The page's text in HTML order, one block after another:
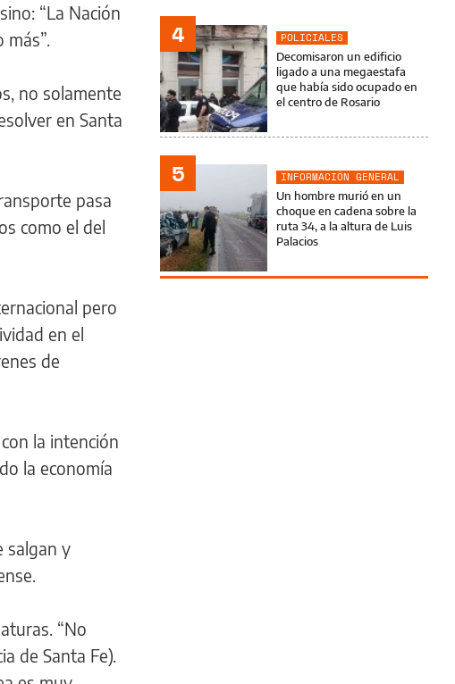
“La Nación
no solamente
en Santa
pasa
como el del
pero
en el
de
la intención
la economía
salgan y
“No
de Santa Fe).
4
POLICIALES
Decomisaron un edificio
ligado a una megaestafa
que había sido ocupado en
el centro de Rosario
5
INFORMACIÓN GENERAL
Un hombre murió en un
choque en cadena sobre la
ruta 34, a la altura de Luis
Palacios